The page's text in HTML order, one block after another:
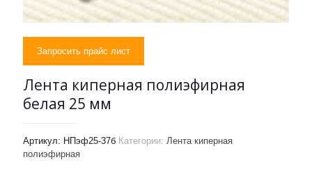
Запросить прайс лист
Лента киперная полиэфирная
белая 25 мм
Артикул: НПэф25-37б Категории: Лента киперная
полиэфирная